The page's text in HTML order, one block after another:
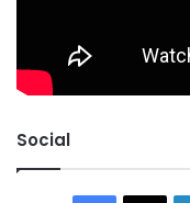
Social